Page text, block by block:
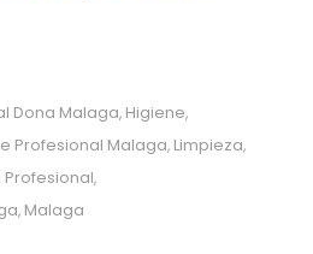
Dona Malaga, Higiene,
Profesional Malaga, Limpieza,
Profesional,
, Malaga